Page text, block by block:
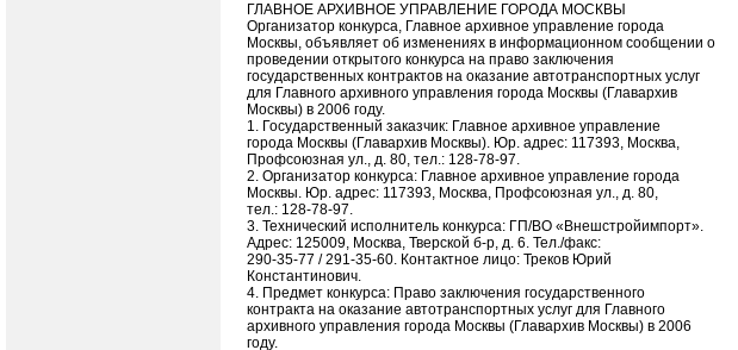
ГЛАВНОЕ АРХИВНОЕ УПРАВЛЕНИЕ ГОРОДА МОСКВЫ
Организатор конкурса, Главное архивное управление города
Москвы, объявляет об изменениях в информационном сообщении о
проведении открытого конкурса на право заключения
государственных контрактов на оказание автотранспортных услуг
для Главного архивного управления города Москвы (Главархив
Москвы) в 2006 году.
1. Государственный заказчик: Главное архивное управление
города Москвы (Главархив Москвы). Юр. адрес: 117393, Москва,
Профсоюзная ул., д. 80, тел.: 128-78-97.
2. Организатор конкурса: Главное архивное управление города
Москвы. Юр. адрес: 117393, Москва, Профсоюзная ул., д. 80,
тел.: 128-78-97.
3. Технический исполнитель конкурса: ГП/ВО «Внешстройимпорт».
Адрес: 125009, Москва, Тверской б-р, д. 6. Тел./факс:
290-35-77 / 291-35-60. Контактное лицо: Треков Юрий
Константинович.
4. Предмет конкурса: Право заключения государственного
контракта на оказание автотранспортных услуг для Главного
архивного управления города Москвы (Главархив Москвы) в 2006
году.